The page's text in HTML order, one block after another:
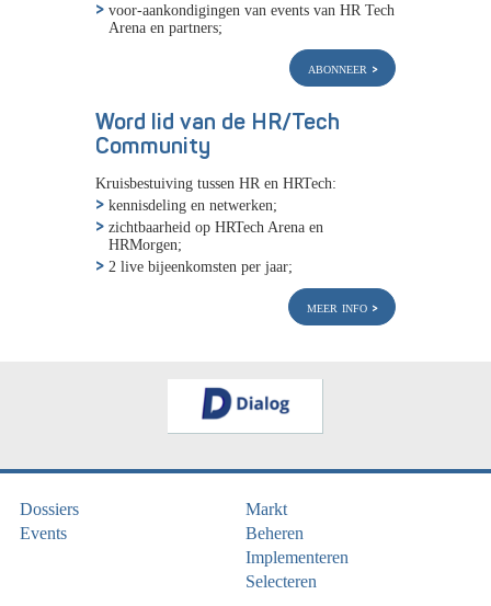
voor-aankondigingen van events van HR Tech
Arena en partners;
abonneer
Word lid van de HR/Tech
Community
Kruisbestuiving tussen HR en HRTech:
kennisdeling en netwerken;
zichtbaarheid op HRTech Arena en
HRMorgen;
2 live bijeenkomsten per jaar;
meer info
Dossiers
Events
Markt
Beheren
Implementeren
Selecteren